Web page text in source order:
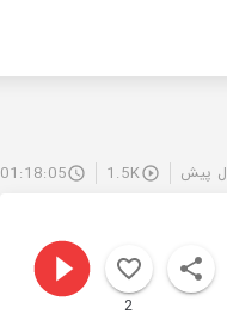
1.5K
01:18:05
2